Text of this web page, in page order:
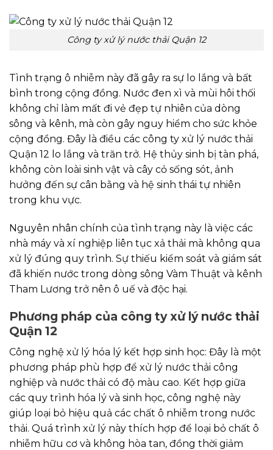
Công ty xử lý nước thải Quận 12
Tình trạng ô nhiễm này đã gây ra sự lo lắng và bất
bình trong cộng đồng. Nước đen xì và mùi hôi thối
không chỉ làm mất đi vẻ đẹp tự nhiên của dòng
sông và kênh, mà còn gây nguy hiểm cho sức khỏe
cộng đồng. Đây là điều các công ty xử lý nước thải
Quận 12 lo lắng và trăn trở. Hệ thủy sinh bị tàn phá,
không còn loài sinh vật và cây cỏ sống sót, ảnh
hưởng đến sự cân bằng và hệ sinh thái tự nhiên
trong khu vực.
Nguyên nhân chính của tình trạng này là việc các
nhà máy và xí nghiệp liên tục xả thải mà không qua
xử lý đúng quy trình. Sự thiếu kiểm soát và giám sát
đã khiến nước trong dòng sông Vàm Thuật và kênh
Tham Lương trở nên ô uế và độc hại.
Phương pháp của công ty xử lý nước thải
Quận 12
Công nghệ xử lý hóa lý kết hợp sinh học: Đây là một
phương pháp phù hợp để xử lý nước thải công
nghiệp và nước thải có độ màu cao. Kết hợp giữa
các quy trình hóa lý và sinh học, công nghệ này
giúp loại bỏ hiệu quả các chất ô nhiễm trong nước
thải. Quá trình xử lý này thích hợp để loại bỏ chất ô
nhiễm hữu cơ và không hòa tan, đồng thời giảm